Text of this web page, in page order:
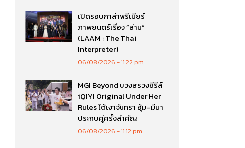
เปิดรอบกาล่าพรีเมียร์
ภาพยนตร์เรื่อง ”ล่าม“
(LAAM : The Thai
Interpreter)
06/08/2026 11:22 pm
MGI Beyond บวงสรวงซีรีส์
iQIYI Original Under Her
Rules ใต้เงาจันทรา อุ้ม–มีนา
ประกบคู่ครั้งสำคัญ
06/08/2026 11:12 pm